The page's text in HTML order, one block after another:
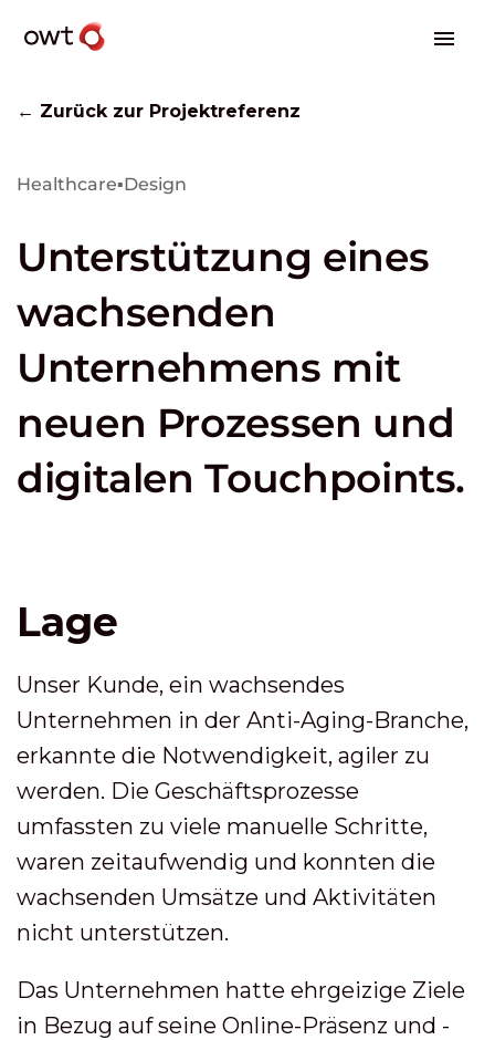
← Zurück zur Projektreferenz
Healthcare▪Design
Unterstützung eines
wachsenden
Unternehmens mit
neuen Prozessen und
digitalen Touchpoints.
Lage
Unser Kunde, ein wachsendes
Unternehmen in der Anti-Aging-Branche,
erkannte die Notwendigkeit, agiler zu
werden. Die Geschäftsprozesse
umfassten zu viele manuelle Schritte,
waren zeitaufwendig und konnten die
wachsenden Umsätze und Aktivitäten
nicht unterstützen.
Das Unternehmen hatte ehrgeizige Ziele
in Bezug auf seine Online-Präsenz und -